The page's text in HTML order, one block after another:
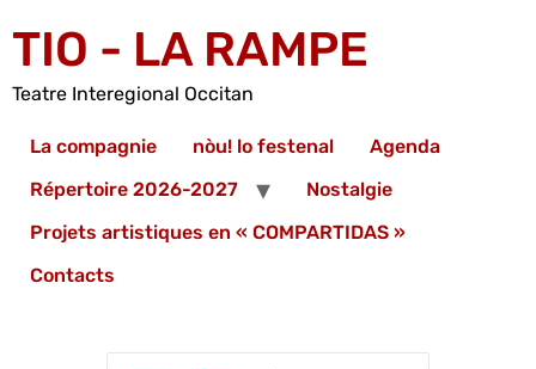
TIO - LA RAMPE
Teatre Interegional Occitan
La compagnie nòu! lo festenal
Agenda
Répertoire 2026-2027
Nostalgie
Projets artistiques en « COMPARTIDAS »
Contacts